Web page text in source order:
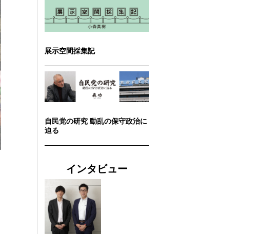
展示空間採集記
自民党の研究 動乱の保守政治に
迫る
インタビュー